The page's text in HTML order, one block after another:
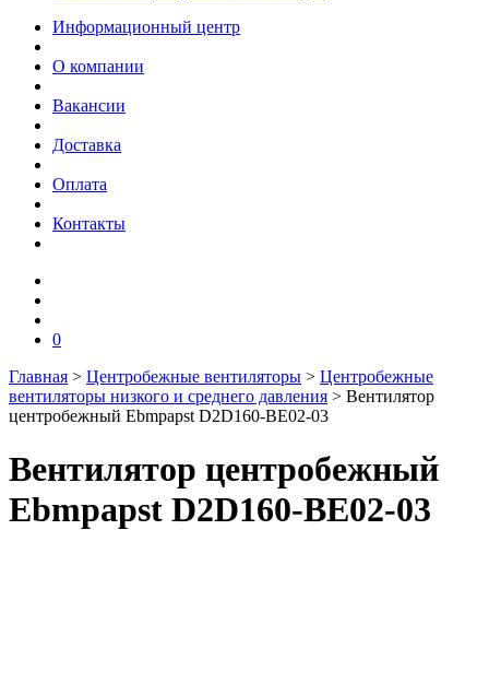
Информационный центр
О компании
Вакансии
Доставка
Оплата
Контакты
0
Главная > Центробежные вентиляторы > Центробежные
вентиляторы низкого и среднего давления > Вентилятор
центробежный Ebmpapst D2D160-BE02-03
Вентилятор центробежный
Ebmpapst D2D160-BE02-03